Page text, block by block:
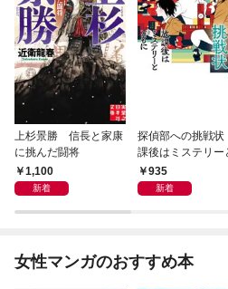
上杉景勝 信長と家康
に挑んだ闘将
1,100
新着
探偵部への挑戦
課後はミステリー
もに 新装版
935
新着
女性マンガのおすすめ本